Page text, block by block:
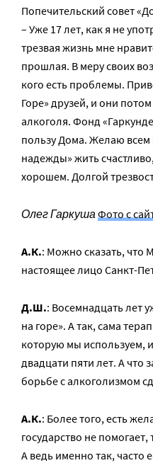
Попечительский совет
– Уже 17 лет, как я не
трезвая жизнь мне
прошлая. В меру своих
кого есть проблемы.
Горе» друзей, и они
алкоголя. Фонд
пользу Дома. Желаю
надежды» жить
хорошем. Долгой
Олег ГаркушаФото с
А.К.: Можно сказать, что
настоящее лицо Санкт-
Д.Ш.: Восемнадцать лет
на горе». А так, сама
которую мы используем,
двадцати пяти лет. А что
борьбе с алкоголизмом
А.К.: Более того, есть
государство не
А ведь именно так, часто